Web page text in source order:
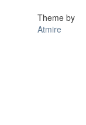
Theme by
Atmire